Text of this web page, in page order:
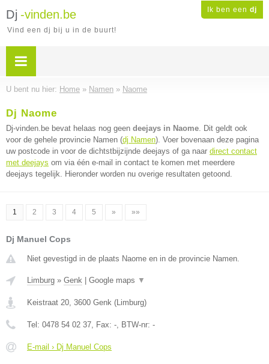
Ik ben een dj
Dj -vinden.be
Vind een dj bij u in de buurt!
U bent nu hier: Home » Namen » Naome
Dj Naome
Dj-vinden.be bevat helaas nog geen deejays in Naome. Dit geldt ook
voor de gehele provincie Namen (dj Namen). Voer bovenaan deze pagina
uw postcode in voor de dichtstbijzijnde deejays of ga naar direct contact
met deejays om via één e-mail in contact te komen met meerdere
deejays tegelijk. Hieronder worden nu overige resultaten getoond.
1 2 3 4 5 » »»
Dj Manuel Cops
Niet gevestigd in de plaats Naome en in de provincie Namen.
Limburg » Genk Google maps ▼
Keistraat 20, 3600 Genk (Limburg)
Tel: 0478 54 02 37, Fax: -, BTW-nr: -
E-mail › Dj Manuel Cops